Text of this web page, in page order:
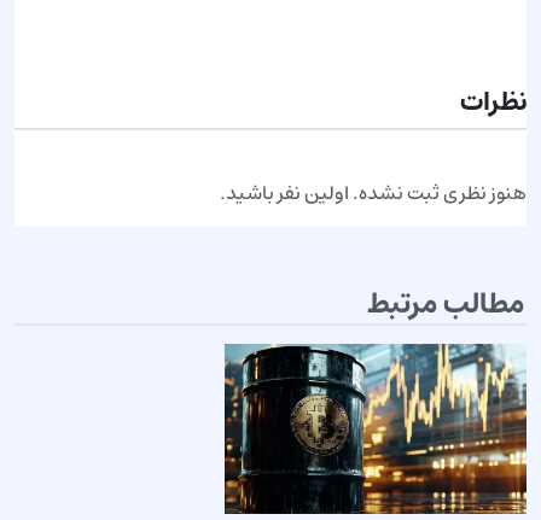
نظرات
هنوز نظری ثبت نشده. اولین نفر باشید.
مطالب مرتبط